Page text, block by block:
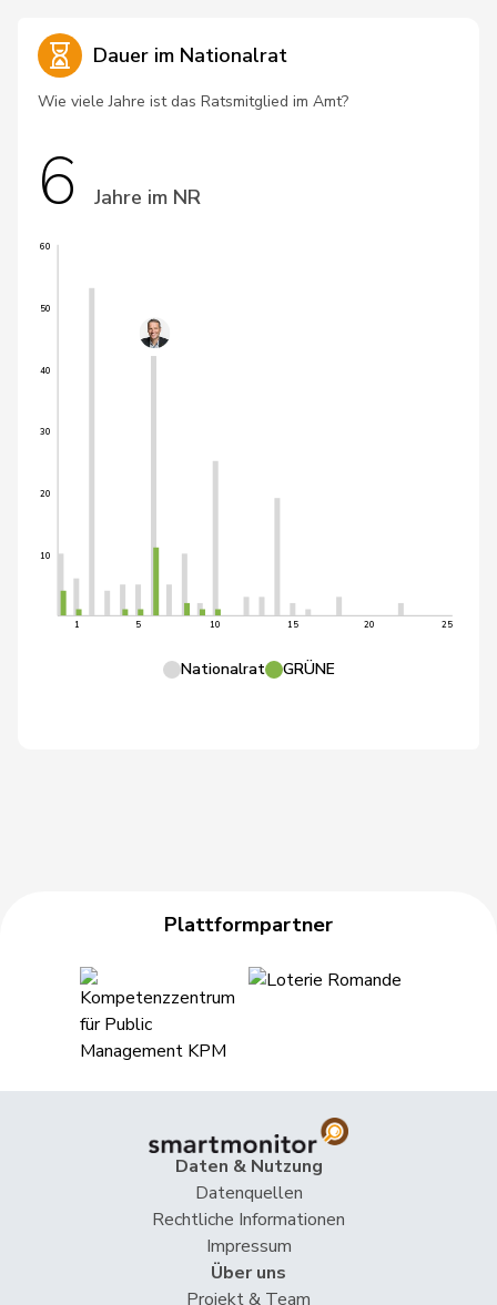
Dauer im Nationalrat
Wie viele Jahre ist das Ratsmitglied im Amt?
6 Jahre im NR
10
20
30
40
50
60
1 5 10 15 20 25
Nationalrat GRÜNE
Plattformpartner
Daten & Nutzung
Datenquellen
Rechtliche Informationen
Impressum
Über uns
Projekt & Team